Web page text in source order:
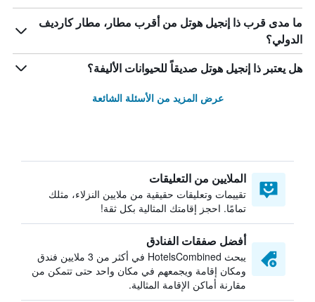
ما مدى قرب ذا إنجيل هوتل من أقرب مطار، مطار كارديف
الدولي؟
هل يعتبر ذا إنجيل هوتل صديقاً للحيوانات الأليفة؟
عرض المزيد من الأسئلة الشائعة
الملايين من التعليقات
تقييمات وتعليقات حقيقية من ملايين النزلاء، مثلك
تمامًا. احجز إقامتك المثالية بكل ثقة!
أفضل صفقات الفنادق
يبحث HotelsCombined في أكثر من 3 ملايين فندق
ومكان إقامة ويجمعهم في مكان واحد حتى تتمكن من
مقارنة أماكن الإقامة المثالية.